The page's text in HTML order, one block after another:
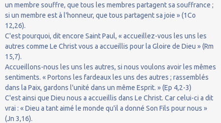
un membre souffre, que tous les membres partagent sa souffrance ;
si un membre est à l'honneur, que tous partagent sa joie » (1Co
12,26).
C'est pourquoi, dit encore Saint Paul, « accueillez-vous les uns les
autres comme Le Christ vous a accueillis pour la Gloire de Dieu » (Rm
15,7).
Accueillons-nous les uns les autres, si nous voulons avoir les mêmes
sentiments. « Portons les fardeaux les uns des autres ; rassemblés
dans la Paix, gardons l'unité dans un même Esprit. » (Ep 4,2-3)
C'est ainsi que Dieu nous a accueillis dans Le Christ. Car celui-ci a dit
vrai : « Dieu a tant aimé le monde qu'il a donné Son Fils pour nous »
(Jn 3,16).